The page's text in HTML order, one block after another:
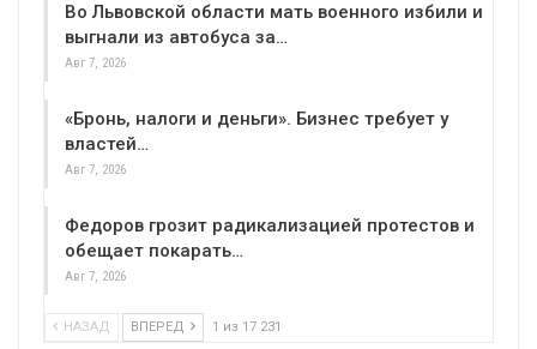
Во Львовской области мать военного избили и
выгнали из автобуса за…
Авг 7, 2026
«Бронь, налоги и деньги». Бизнес требует у
властей…
Авг 7, 2026
Федоров грозит радикализацией протестов и
обещает покарать…
Авг 7, 2026
НАЗАД ВПЕРЕД 1 из 17 231